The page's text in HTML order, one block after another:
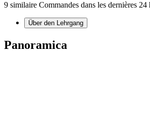
9 similaire Commandes dans les dernières 24
Über den Lehrgang
Panoramica